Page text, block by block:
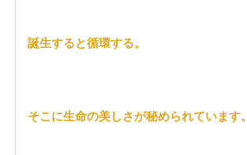
誕生すると循環する。
そこに生命の美しさが秘められています。